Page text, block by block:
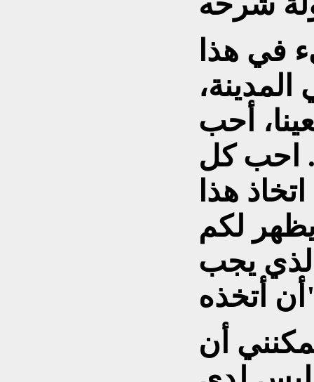
في هذا
أحب
احب كل
هذا
لكم
الذي يجب
أن